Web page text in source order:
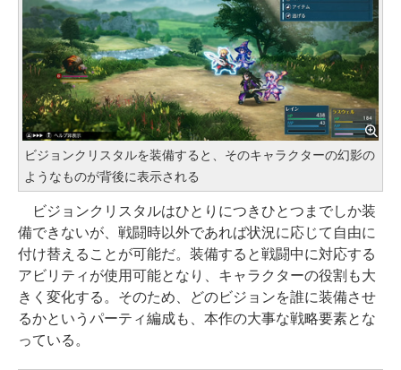
ビジョンクリスタルを装備すると、そのキャラクターの幻影の
ようなものが背後に表示される
ビジョンクリスタルはひとりにつきひとつまでしか装
備できないが、戦闘時以外であれば状況に応じて自由に
付け替えることが可能だ。装備すると戦闘中に対応する
アビリティが使用可能となり、キャラクターの役割も大
きく変化する。そのため、どのビジョンを誰に装備させ
るかというパーティ編成も、本作の大事な戦略要素とな
っている。